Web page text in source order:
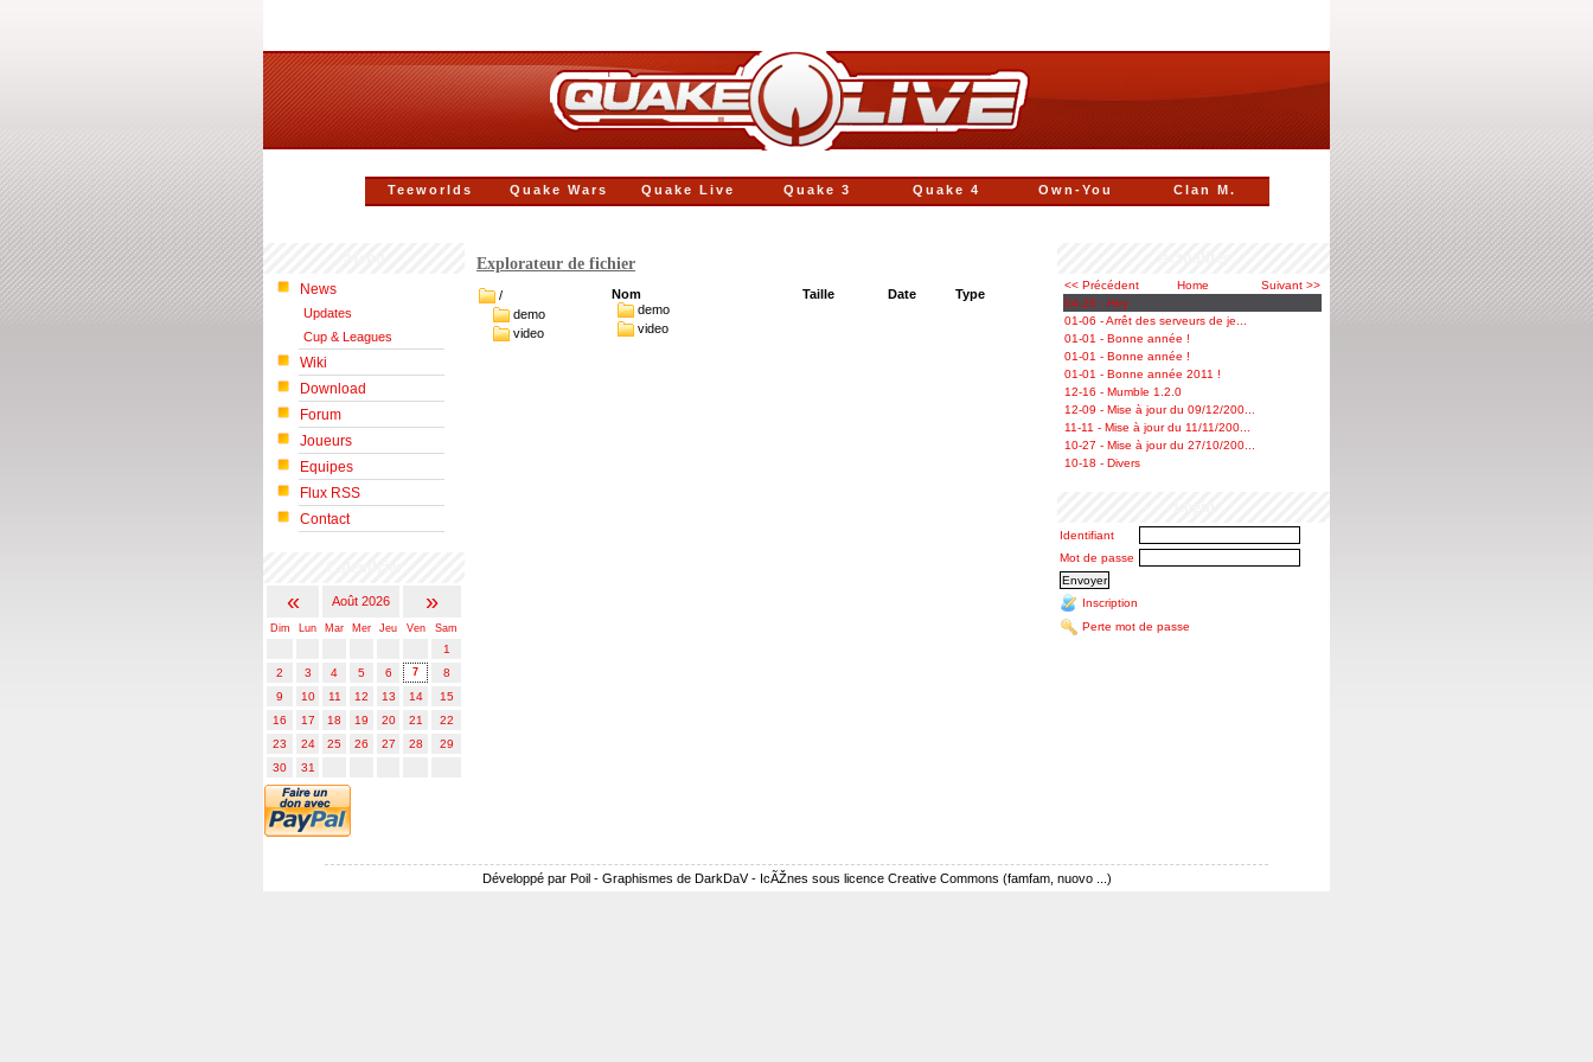
Clan M.
Own-You
Quake 4
Quake 3
Quake Live
Quake Wars
Teeworlds
News
Updates
Cup & Leagues
Wiki
Download
Forum
Joueurs
Equipes
Flux RSS
Contact
« Août 2026 »
Dim Lun Mar Mer Jeu Ven Sam
1
2
3 4 5 6 7
8
9
10 11 12 13 14
15
16
17 18 19 20 21
22
23
24 25 26 27 28
29
30
31
<< Précédent Home
Suivant >>
04-28 - Hey
01-06 - Arrêt des serveurs de je...
01-01 - Bonne année !
01-01 - Bonne année !
01-01 - Bonne année 2011 !
12-16 - Mumble 1.2.0
12-09 - Mise à jour du 09/12/200...
11-11 - Mise à jour du 11/11/200...
10-27 - Mise à jour du 27/10/200...
10-18 - Divers
Identifiant
Mot de passe
Inscription
Perte mot de passe
Explorateur de fichier
/
demo
video
Nom Taille Date
Type
demo
video
Développé par Poil - Graphismes de DarkDaV - IcÃŽnes sous licence Creative Commons (famfam, nuovo ...)